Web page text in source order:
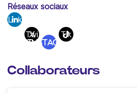
Réseaux sociaux
Link
Twi
Instagram
Tik
Collaborateurs